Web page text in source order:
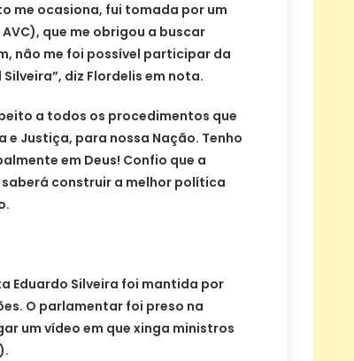
me ocasiona, fui tomada por um
que me obrigou a buscar
não me foi possível participar da
diz Flordelis em nota.
a todos os procedimentos que
Justiça, para nossa Nação. Tenho
em Deus! Confio que a
construir a melhor política
Eduardo Silveira foi mantida por
O parlamentar foi preso na
um vídeo em que xinga ministros